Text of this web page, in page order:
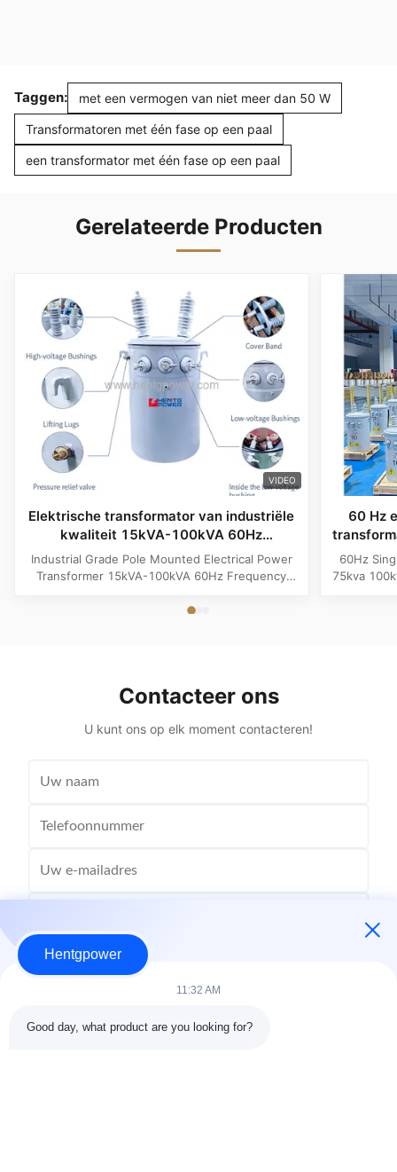
Taggen: met een vermogen van niet meer dan 50 W
Transformatoren met één fase op een paal
een transformator met één fase op een paal
Gerelateerde Producten
VIDEO
Elektrische transformator van industriële
kwaliteit 15kVA-100kVA 60Hz
Frequentie
Industrial Grade Pole Mounted Electrical Power
Transformer 15kVA-100kVA 60Hz Frequency
Frequency 60Hz Phase Single Phase Application
60 Hz
60Hz
75kva
Contacteer ons
U kunt ons op elk moment contacteren!
Hentgpower
11:32 AM
Good day, what product are you looking for?